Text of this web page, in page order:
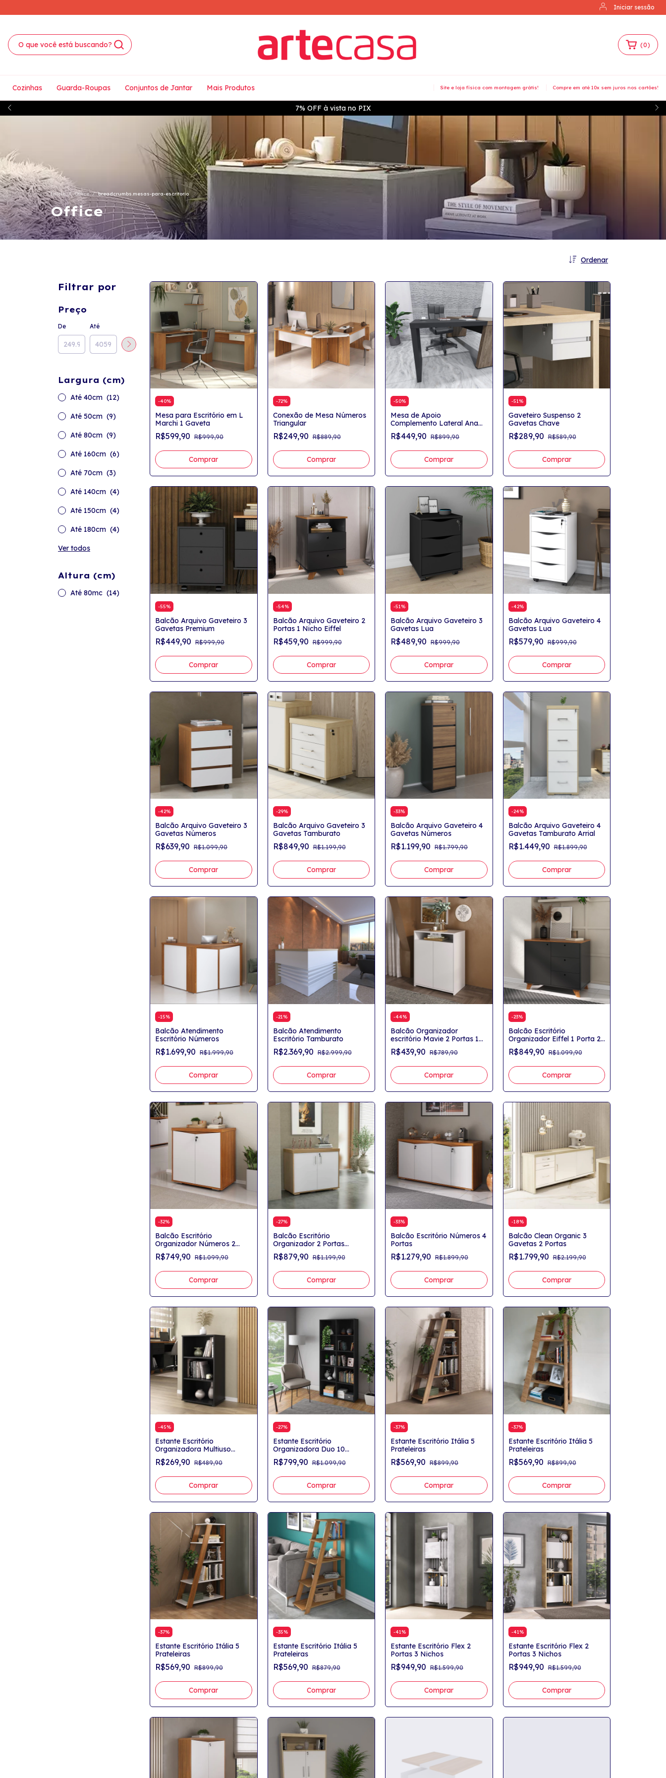
Iniciar sessão
7% OFF à vista no PIX
(0)
Cozinhas Guarda-Roupas Conjuntos de Jantar Mais Produtos Site e loja física com montagem grátis! Compre em até 10x sem juros nos cartões!
Início / Office / breadcrumbs.mesas-para-escritorio
Office
Ordenar
Filtrar por
Preço
De Até
Largura (cm)
Até 40cm (12)
Até 50cm (9)
Até 80cm (9)
Até 160cm (6)
Até 70cm (3)
Até 140cm (4)
Até 150cm (4)
Até 180cm (4)
Ver todos
Altura (cm)
Até 80mc (14)
-40%
Mesa para Escritório em L
Marchi 1 Gaveta
R$599,90 R$999,90
-72%
Conexão de Mesa Números
Triangular
R$249,90 R$889,90
Comprar
-50%
Mesa de Apoio
Complemento Lateral Ana
em Tamburato
R$449,90 R$899,90
Comprar
-51%
Gaveteiro Suspenso 2
Gavetas Chave
R$289,90 R$589,90
Comprar
-55%
Balcão Arquivo Gaveteiro 3
Gavetas Premium
R$449,90 R$999,90
Comprar
-54%
Balcão Arquivo Gaveteiro 2
Portas 1 Nicho Eiffel
R$459,90 R$999,90
Comprar
-51%
Balcão Arquivo Gaveteiro 3
Gavetas Lua
R$489,90 R$999,90
Comprar
-42%
Balcão Arquivo Gaveteiro 4
Gavetas Lua
R$579,90 R$999,90
Comprar
-42%
Balcão Arquivo Gaveteiro 3
Gavetas Números
R$639,90 R$1.099,90
Comprar
-29%
Balcão Arquivo Gaveteiro 3
Gavetas Tamburato
R$849,90 R$1.199,90
Comprar
-33%
Balcão Arquivo Gaveteiro 4
Gavetas Números
R$1.199,90 R$1.799,90
Comprar
-24%
Balcão Arquivo Gaveteiro 4
Gavetas Tamburato Arrial
R$1.449,90 R$1.899,90
Comprar
-15%
Balcão Atendimento
Escritório Números
R$1.699,90 R$1.999,90
Comprar
-21%
Balcão Atendimento
Escritório Tamburato
R$2.369,90 R$2.999,90
Comprar
-44%
Balcão Organizador
escritório Mavie 2 Portas 1
Nicho
R$439,90 R$789,90
Comprar
-23%
Balcão Escritório
Organizador Eiffel 1 Porta 2
Gavetas
R$849,90 R$1.099,90
Comprar
-32%
Balcão Escritório
Organizador Números 2
Portas
R$749,90 R$1.099,90
Comprar
-27%
Balcão Escritório
Organizador 2 Portas
Director Tamburato
R$879,90 R$1.199,90
Comprar
-33%
Balcão Escritório Números 4
Portas
R$1.279,90 R$1.899,90
Comprar
-18%
Balcão Clean Organic 3
Gavetas 2 Portas
R$1.799,90 R$2.199,90
Comprar
-45%
Estante Escritório
Organizadora Multiuso
Veneza 450X812 3 Nichos
R$269,90 R$489,90
Comprar
-27%
Estante Escritório
Organizadora Duo 10
Nichos
R$799,90 R$1.099,90
Comprar
-37%
Estante Escritório Itália 5
Prateleiras
R$569,90 R$899,90
Comprar
-37%
Estante Escritório Itália 5
Prateleiras
R$569,90 R$899,90
Comprar
-37%
Estante Escritório Itália 5
Prateleiras
R$569,90 R$899,90
Comprar
-35%
Estante Escritório Itália 5
Prateleiras
R$569,90 R$879,90
Comprar
-41%
Estante Escritório Flex 2
Portas 3 Nichos
R$949,90 R$1.599,90
Comprar
-41%
Estante Escritório Flex 2
Portas 3 Nichos
R$949,90 R$1.599,90
Comprar